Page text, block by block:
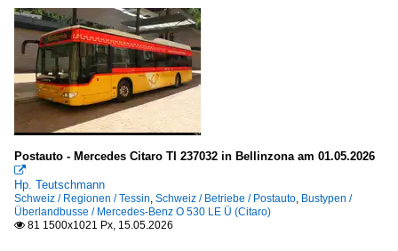
Postauto - Mercedes Citaro TI 237032 in Bellinzona am 01.05.2026

Hp. Teutschmann
Schweiz / Regionen / Tessin, Schweiz / Betriebe / Postauto, Bustypen /
Überlandbusse / Mercedes-Benz O 530 LE Ü (Citaro)
 81 1500x1021 Px, 15.05.2026